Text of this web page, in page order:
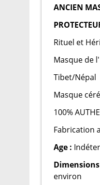
ANCIEN
Rituel et
Masque de
Tibet/Népal
Masque
100%
Fabrication
Age :
environ